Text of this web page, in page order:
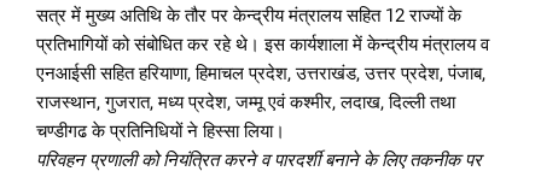
सत्र में मुख्य अतिथि के तौर पर केन्द्रीय मंत्रालय सहित 12 राज्यों के
प्रतिभागियों को संबोधित कर रहे थे। इस कार्यशाला में केन्द्रीय मंत्रालय व
एनआईसी सहित हरियाणा, हिमाचल प्रदेश, उत्तराखंड, उत्तर प्रदेश, पंजाब,
राजस्थान, गुजरात, मध्य प्रदेश, जम्मू एवं कश्मीर, लदाख, दिल्ली तथा
चण्डीगढ के प्रतिनिधियों ने हिस्सा लिया।
परिवहन प्रणाली को नियंत्रित करने व पारदर्शी बनाने के लिए तकनीक पर